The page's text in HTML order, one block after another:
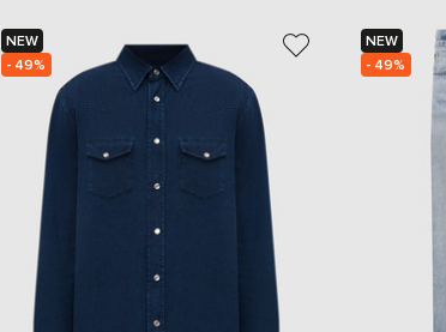
NEW
- 49%
NEW
- 49%